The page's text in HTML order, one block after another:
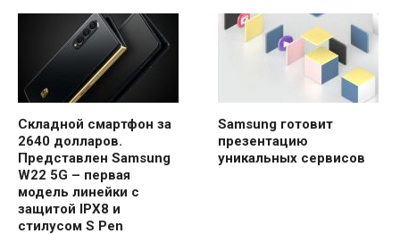
Складной смартфон за
2640 долларов.
Представлен Samsung
W22 5G – первая
модель линейки с
защитой IPX8 и
стилусом S Pen
Samsung готовит
презентацию
уникальных сервисов